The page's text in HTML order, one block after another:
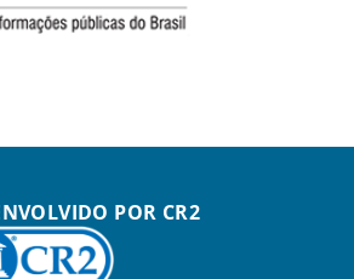
POR CR2